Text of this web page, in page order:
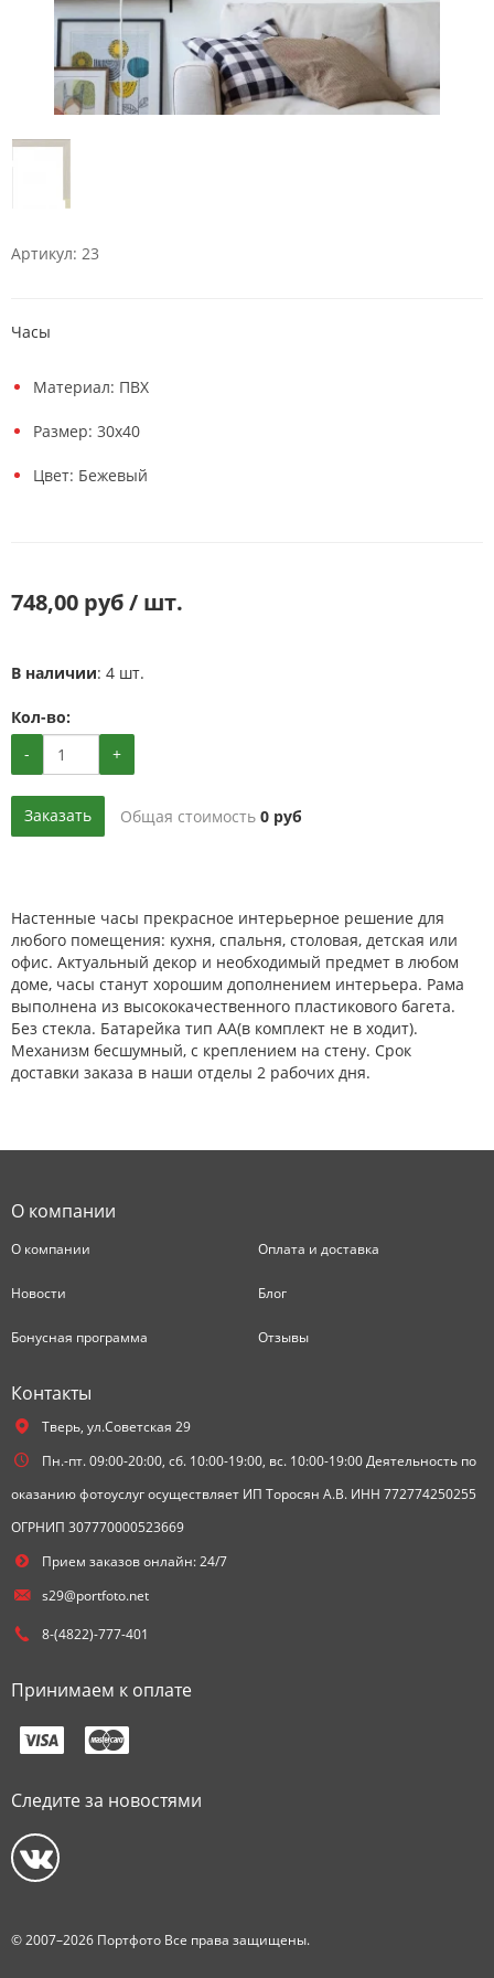
Артикул: 23
Часы
Материал: ПВХ
Размер: 30х40
Цвет: Бежевый
748,00 руб / шт.
В наличии: 4 шт.
Кол-во:
-
+
Заказать Общая стоимость 0 руб
Настенные часы прекрасное интерьерное решение для
любого помещения: кухня, спальня, столовая, детская или
офис. Актуальный декор и необходимый предмет в любом
доме, часы станут хорошим дополнением интерьера. Рама
выполнена из высококачественного пластикового багета.
Без стекла. Батарейка тип АА(в комплект не в ходит).
Механизм бесшумный, с креплением на стену. Срок
доставки заказа в наши отделы 2 рабочих дня.
О компании
О компании Оплата и доставка
Новости Блог
Бонусная программа Отзывы
Контакты
Тверь, ул.Советская 29
Пн.-пт. 09:00-20:00, сб. 10:00-19:00, вс. 10:00-19:00 Деятельность по
оказанию фотоуслуг осуществляет ИП Торосян А.В. ИНН 772774250255
ОГРНИП 307770000523669
Прием заказов онлайн: 24/7
s29@portfoto.net
8-(4822)-777-401
Принимаем к оплате
Следите за новостями
© 2007–2026 Портфото Все права защищены.